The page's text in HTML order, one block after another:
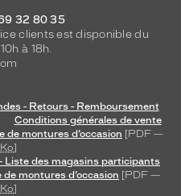
32 80 35
clients est disponible du
à 18h.
- Retours - Remboursement
Conditions générales de vente
montures d’occasion [PDF —
Ko]
Liste des magasins participants
montures d’occasion [PDF —
Ko]